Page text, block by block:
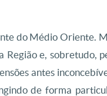
do Médio Oriente.
Região e, sobretudo,
antes
de forma